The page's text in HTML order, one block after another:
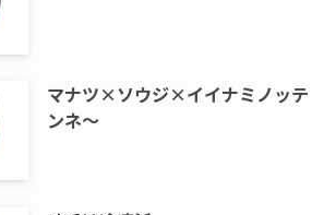
マナツ×ソウジ×イイナミノッテ
ンネ～